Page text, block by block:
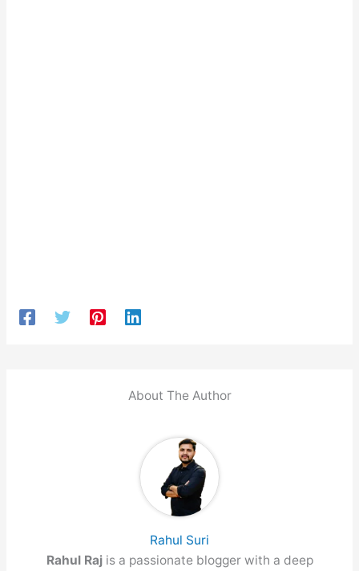
About The Author
Rahul Suri
Rahul Raj is a passionate blogger with a deep